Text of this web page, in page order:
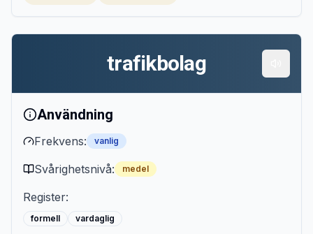
trafikbolag
Användning
Frekvens: vanlig
Svårighetsnivå: medel
Register:
formell vardaglig